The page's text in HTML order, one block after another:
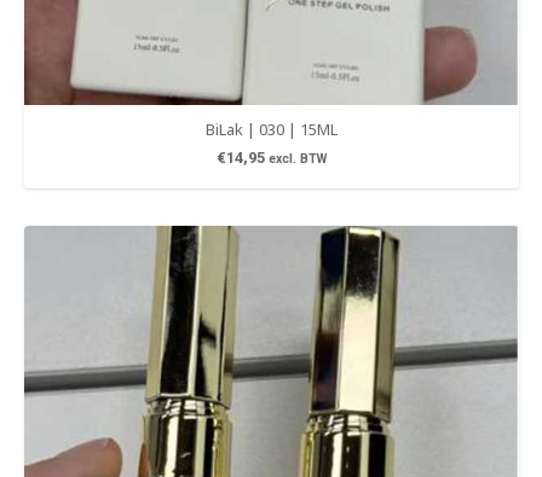
BiLak | 030 | 15ML
€14,95 excl. BTW